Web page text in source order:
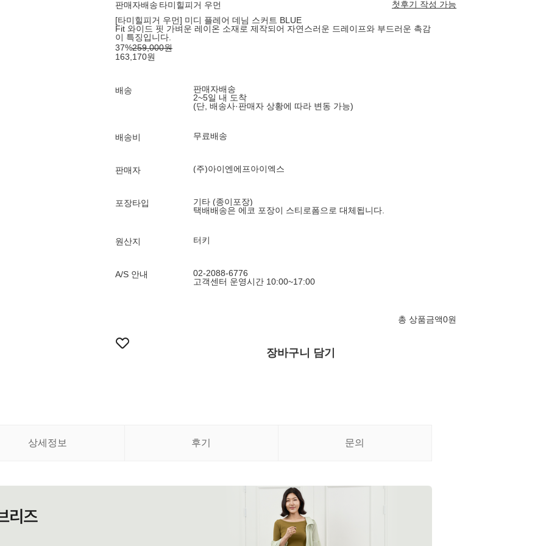
판매자배송 타미힐피거 우먼
첫후기 작성 가능
[타미힐피거 우먼] 미디 플레어 데님 스커트 BLUE
Fit 와이드 핏 가벼운 레이온 소재로 제작되어 자연스러운 드레이프와 부드러운 촉감
이 특징입니다.
37%259,000원
163,170원
배송
판매자배송
2~5일 내 도착
(단, 배송사·판매자 상황에 따라 변동 가능)
배송비 무료배송
판매자 (주)아이엔에프아이엑스
포장타입
기타 (종이포장)
택배배송은 에코 포장이 스티로폼으로 대체됩니다.
원산지 터키
A/S 안내
02-2088-6776
고객센터 운영시간 10:00~17:00
총 상품금액0원
장바구니 담기
상세정보 후기 문의